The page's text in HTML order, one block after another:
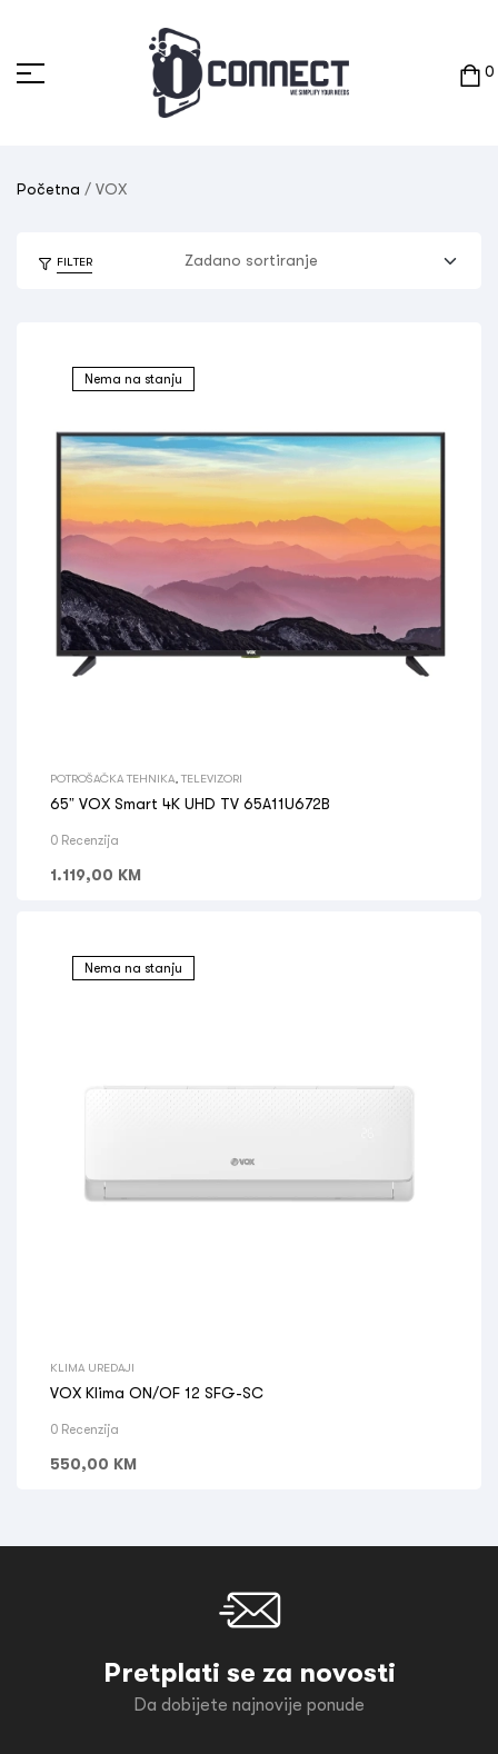
0
Početna / VOX
FILTER
Nema na stanju
POTROŠAČKA TEHNIKA TELEVIZORI
65” VOX Smart 4K UHD TV 65A11U672B
0 Recenzija
1.119,00 KM
Nema na stanju
KLIMA UREDAJI
VOX Klima ON/OF 12 SFG-SC
0 Recenzija
550,00 KM
Pretplati se za novosti
Da dobijete najnovije ponude